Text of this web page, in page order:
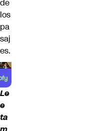
de
los
pa
saj
es.
Le
e
ta